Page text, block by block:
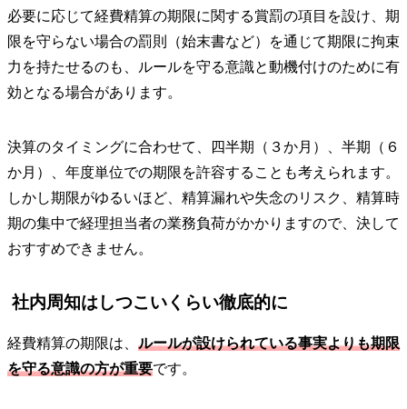
必要に応じて経費精算の期限に関する賞罰の項目を設け、期
限を守らない場合の罰則（始末書など）を通じて期限に拘束
力を持たせるのも、ルールを守る意識と動機付けのために有
効となる場合があります。
決算のタイミングに合わせて、四半期（３か月）、半期（６
か月）、年度単位での期限を許容することも考えられます。
しかし期限がゆるいほど、精算漏れや失念のリスク、精算時
期の集中で経理担当者の業務負荷がかかりますので、決して
おすすめできません。
社内周知はしつこいくらい徹底的に
経費精算の期限は、 ルールが設けられている事実よりも期限
を守る意識の方が重要です。